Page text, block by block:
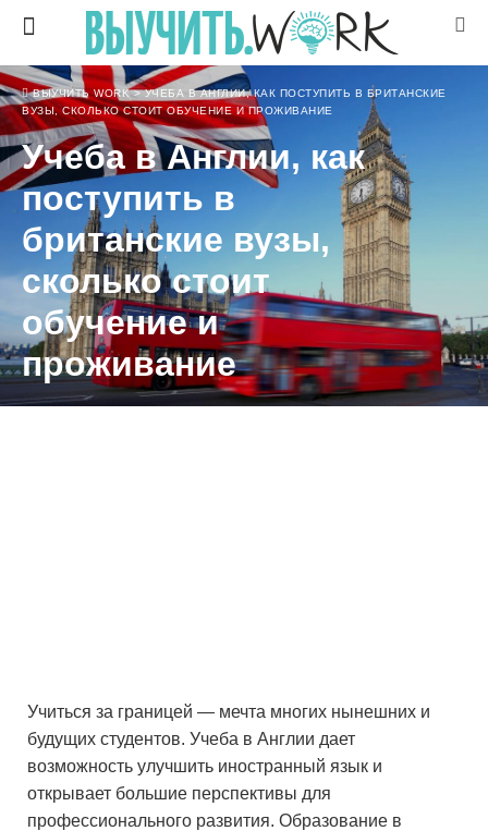
ВЫУЧИТЬ WORK>УЧЕБА В АНГЛИИ, КАК ПОСТУПИТЬ В БРИТАНСКИЕ
ВУЗЫ, СКОЛЬКО СТОИТ ОБУЧЕНИЕ И ПРОЖИВАНИЕ
Учеба в Англии, как
поступить в
британские вузы,
сколько стоит
обучение и
проживание
Учиться за границей — мечта многих нынешних и
будущих студентов. Учеба в Англии дает
возможность улучшить иностранный язык и
открывает большие перспективы для
профессионального развития. Образование в